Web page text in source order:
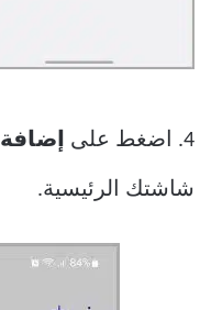
4. اضغط على إضافة
شاشتك الرئيسية.